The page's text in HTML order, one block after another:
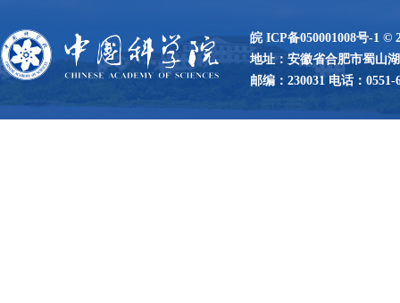
皖 ICP备050001008号-1 ©
地址：安徽省合肥市蜀山
邮编：230031 电话：